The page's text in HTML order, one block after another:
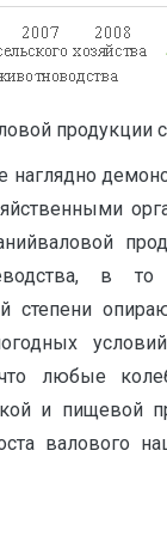
продукции
в
степени
любые
и пищевой
валового